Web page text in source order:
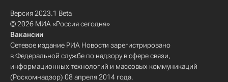
Версия 2023.1 Beta
© 2026 МИА «Россия сегодня»
Вакансии
Сетевое издание РИА Новости зарегистрировано
в Федеральной службе по надзору в сфере связи,
информационных технологий и массовых коммуникаций
(Роскомнадзор) 08 апреля 2014 года.